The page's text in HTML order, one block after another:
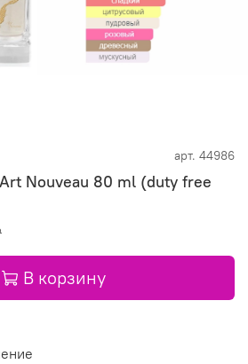
арт. 44986
Nouveau 80 ml (duty free
В корзину